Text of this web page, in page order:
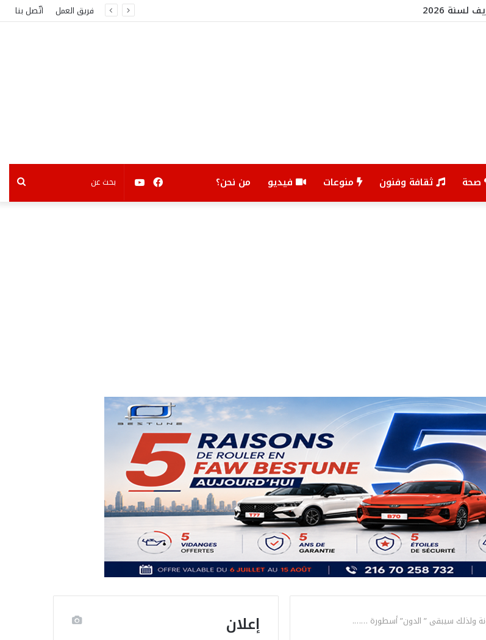
2026 فريق العمل اتّصل بنا
صحة ثقافة وفنون منوعات فيديو من نحن؟ بحث يوتيوبفيسبوك
ولذلك سيبقى ” الدون” أسطورة ……. إعلان